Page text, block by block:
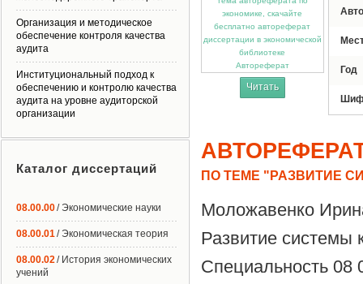
Автореферат
Читать
Год
ПО ТЕМЕ "РАЗВИТИЕ
Моложавенко
Развитие системы
Специальность 08
Организация и методическое
обеспечение контроля качества
аудита
Институциональный подход к
обеспечению и контролю качества
аудита на уровне аудиторской
организации
Каталог диссертаций
08.00.00/ Экономические науки
08.00.01/ Экономическая теория
08.00.02/ История экономических
учений